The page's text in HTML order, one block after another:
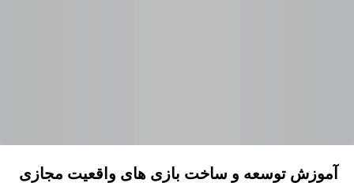
آموزش توسعه و ساخت بازی های واقعیت مجازی